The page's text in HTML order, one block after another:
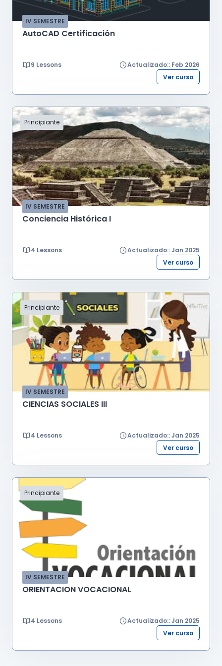
pensamiento algorítmico y la conciencia del
mundo en que vivimos.
IV SEMESTRE
AutoCAD Certificación
9 Lessons
Actualizado:: Feb 2026
Ver curso
Principiante
IV SEMESTRE
Conciencia Histórica I
4 Lessons
Actualizado:: Jan 2025
Ver curso
Principiante
IV SEMESTRE
CIENCIAS SOCIALES III
4 Lessons
Actualizado:: Jan 2025
Ver curso
Principiante
IV SEMESTRE
ORIENTACION VOCACIONAL
4 Lessons
Actualizado:: Jan 2025
Ver curso